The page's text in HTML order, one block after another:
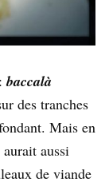
:baccalà
des tranches
Mais en
aussi
de viande